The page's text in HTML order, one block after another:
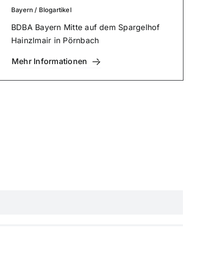
Bayern / Blog­ar­ti­kel
BDBA Bayern Mitte auf dem Spar­gel­hof
Hainz­l­mair in Pörnbach
Mehr Infor­ma­tio­nen